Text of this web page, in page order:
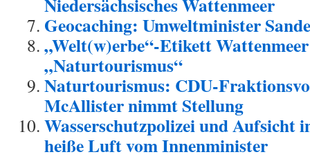
Geocaching: Umweltminister
„Welt(w)erbe“-Etikett
„Naturtourismus“
Naturtourismus: CDU-
McAllister nimmt Stellung
Wasserschutzpolizei und Aufsicht
heiße Luft vom Innenminister